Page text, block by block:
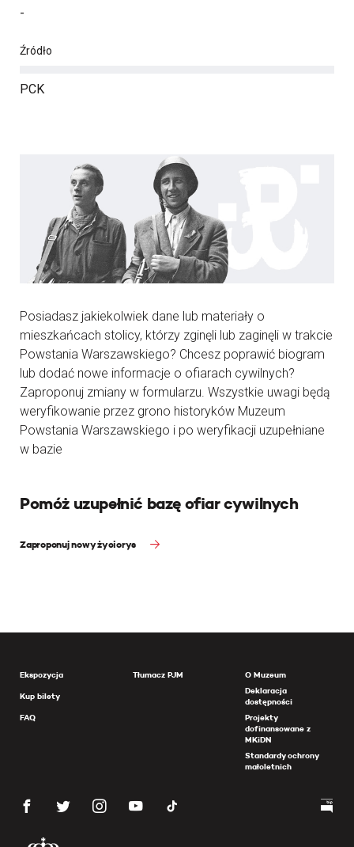
-
Źródło
PCK
Posiadasz jakiekolwiek dane lub materiały o
mieszkańcach stolicy, którzy zginęli lub zaginęli w trakcie
Powstania Warszawskiego? Chcesz poprawić biogram
lub dodać nowe informacje o ofiarach cywilnych?
Zaproponuj zmiany w formularzu. Wszystkie uwagi będą
weryfikowanie przez grono historyków Muzeum
Powstania Warszawskiego i po weryfikacji uzupełniane
w bazie
Pomóż uzupełnić bazę ofiar cywilnych
Zaproponuj nowy życiorys
Ekspozycja
Kup bilety
FAQ
Tłumacz PJM
O Muzeum
Deklaracja
dostępności
Projekty
dofinansowane z
MKiDN
Standardy ochrony
małoletnich